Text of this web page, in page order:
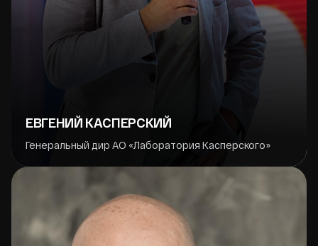
ЕВГЕНИЙ КАСПЕРСКИЙ
Генеральный дир АО «Лаборатория Касперского»